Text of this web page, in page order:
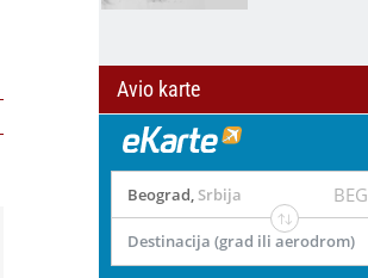
Avio karte
Beograd, Srbija BEG
Destinacija (grad ili aerodrom)